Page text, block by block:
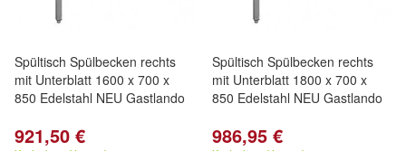
Spültisch Spülbecken rechts
mit Unterblatt 1600 x 700 x
850 Edelstahl NEU Gastlando
921,50 €
Spültisch Spülbecken rechts
mit Unterblatt 1800 x 700 x
850 Edelstahl NEU Gastlando
986,95 €